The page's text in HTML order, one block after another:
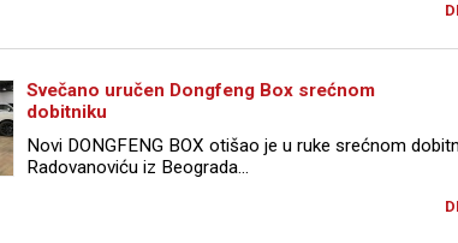
Svečano uručen Dongfeng Box srećnom
dobitniku
Novi DONGFENG BOX otišao je u ruke srećnom
Radovanoviću iz Beograda...